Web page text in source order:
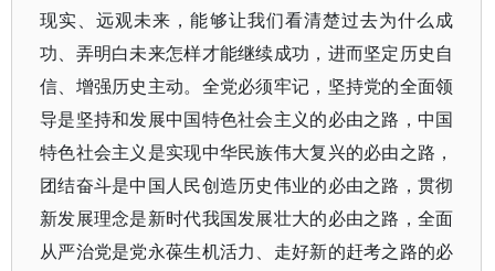
现实、远观未来，能够让我们看清楚过去为什么成
功、弄明白未来怎样才能继续成功，进而坚定历史自
信、增强历史主动。全党必须牢记，坚持党的全面领
导是坚持和发展中国特色社会主义的必由之路，中国
特色社会主义是实现中华民族伟大复兴的必由之路，
团结奋斗是中国人民创造历史伟业的必由之路，贯彻
新发展理念是新时代我国发展壮大的必由之路，全面
从严治党是党永葆生机活力、走好新的赶考之路的必